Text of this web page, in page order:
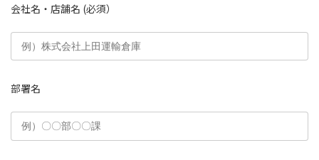
会社名・店舗名 (必須）
部署名